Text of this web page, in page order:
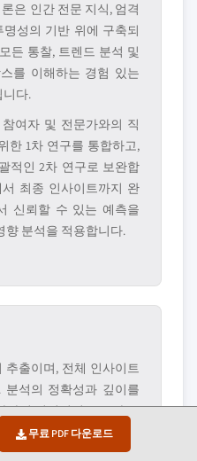
무료 PDF 다운로드
은 인간 전문 지식, 엄격
성의 기반 위에 구축되
든 통찰, 트렌드 분석 및
를 이해하는 경험 있는
니다.
여자 및 전문가와의 직
한 1차 연구를 통합하고,
적인 2차 연구로 보완합
최종 인사이트까지 완
신뢰할 수 있는 예측을
향 분석을 적용합니다.
출이며, 전체 인사이트
분석의 정확성과 깊이를
와의 직접적인 교류가 포
인터뷰 프로그램은 C-
가들의 입력을 받아 지